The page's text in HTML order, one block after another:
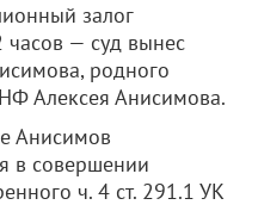
залог
часов — суд вынес
родного
Алексея Анисимова.
Анисимов
в совершении
ч. 4 ст. 291.1 УК